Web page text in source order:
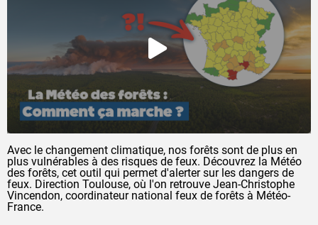
Avec le changement climatique, nos forêts sont de plus en
plus vulnérables à des risques de feux. Découvrez la Météo
des forêts, cet outil qui permet d'alerter sur les dangers de
feux. Direction Toulouse, où l'on retrouve Jean-Christophe
Vincendon, coordinateur national feux de forêts à Météo-
France.